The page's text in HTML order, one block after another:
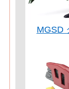
MGSD